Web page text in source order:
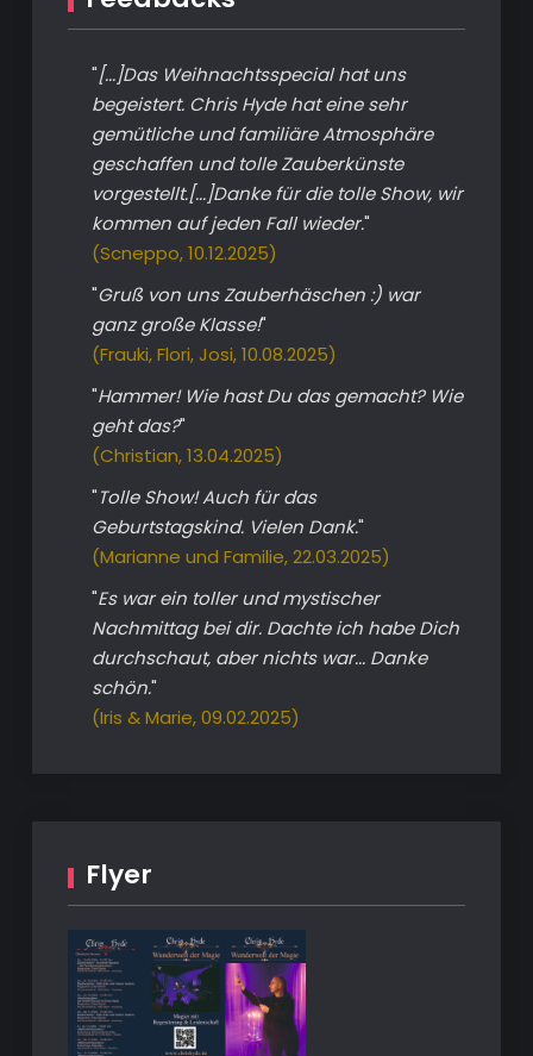
"[...]Das Weihnachtsspecial hat uns
begeistert. Chris Hyde hat eine sehr
gemütliche und familiäre Atmosphäre
geschaffen und tolle Zauberkünste
vorgestellt.[...]Danke für die tolle Show, wir
kommen auf jeden Fall wieder."
(Scneppo, 10.12.2025)
"Gruß von uns Zauberhäschen :) war
ganz große Klasse!"
(Frauki, Flori, Josi, 10.08.2025)
"Hammer! Wie hast Du das gemacht? Wie
geht das?"
(Christian, 13.04.2025)
"Tolle Show! Auch für das
Geburtstagskind. Vielen Dank."
(Marianne und Familie, 22.03.2025)
"Es war ein toller und mystischer
Nachmittag bei dir. Dachte ich habe Dich
durchschaut, aber nichts war... Danke
schön."
(Iris & Marie, 09.02.2025)
Flyer